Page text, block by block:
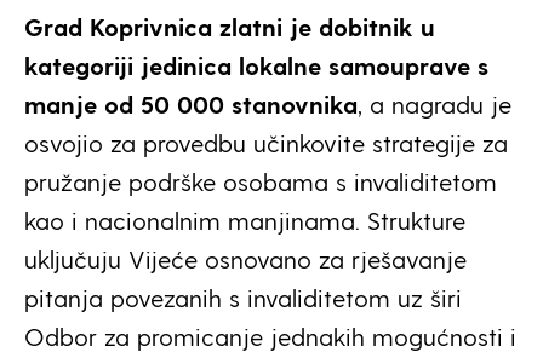
Grad Koprivnica zlatni je dobitnik u
kategoriji jedinica lokalne samouprave s
manje od 50 000 stanovnika, a nagradu je
osvojio za provedbu učinkovite strategije za
pružanje podrške osobama s invaliditetom
kao i nacionalnim manjinama. Strukture
uključuju Vijeće osnovano za rješavanje
pitanja povezanih s invaliditetom uz širi
Odbor za promicanje jednakih mogućnosti i